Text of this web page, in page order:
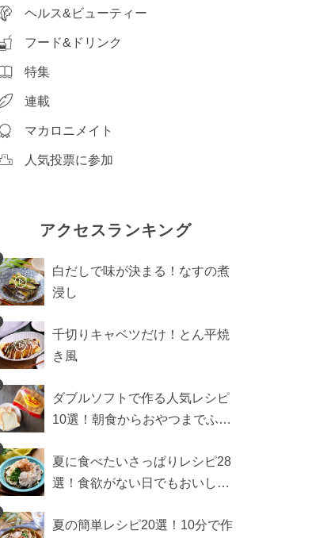
ヘルス&ビューティー
フード&ドリンク
特集
連載
マカロニメイト
人気投票に参加
アクセスランキング
白だしで味が決まる！なすの煮
浸し
千切りキャベツだけ！とん平焼
き風
ダブルソフトで作る人気レシピ
10選！朝食からおやつまでふん
夏に食べたいさっぱりレシピ28
選！食欲がない日でもおいしい
夏の簡単レシピ20選！10分で作